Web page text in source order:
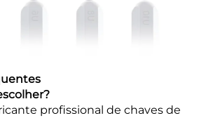
profissional de chaves de